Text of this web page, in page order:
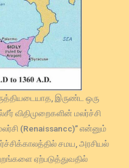
இருண்ட ஒரு
விதிமுறைகளின் மலர்ச்சி
(Renaissancc)” என்னும்
சமய, அரசியல்
ஏற்படுத்துவதில்